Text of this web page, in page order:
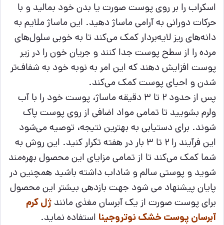
اسکراب را بر روی پوست صورت یا بدن خود بمالید و با
حرکات دورانی به آرامی ماساژ دهید. این ماساژ ملایم به
دانه‌های ریز لایه‌بردار کمک می‌کند تا به خوبی سلول‌های
مرده را از سطح پوست جدا کنند و جریان خون را در زیر
پوست افزایش دهند که این امر به نوبه خود به شفاف‌تر
شدن و احیای پوست کمک می‌کند.
پس از حدود ۲ تا ۳ دقیقه ماساژ، پوست خود را با آب
ولرم بشویید تا تمامی مواد اضافی از روی پوست پاک
شوند. برای دستیابی به بهترین نتیجه، توصیه می‌شود
این فرآیند را ۲ تا ۳ بار در هفته تکرار کنید. این روش به
شما کمک می‌کند تا از تمامی مزایای این محصول بهره‌مند
شوید و پوستی سالم و شاداب داشته باشید همچنین در
پایان پیشنهاد می شود جهت بازدهی بیشتر این محصول
برای پوست صورت از یک آبرسان مغذی مانند ژل کرم
آبرسان پوست خشک نوتروجینا استفاده نماید.